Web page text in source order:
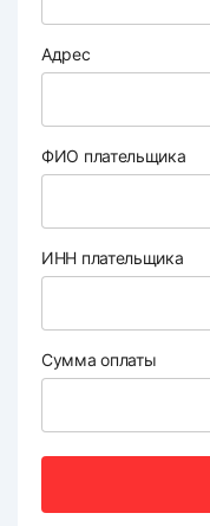
Адрес
ФИО плательщика
ИНН плательщика
Сумма оплаты